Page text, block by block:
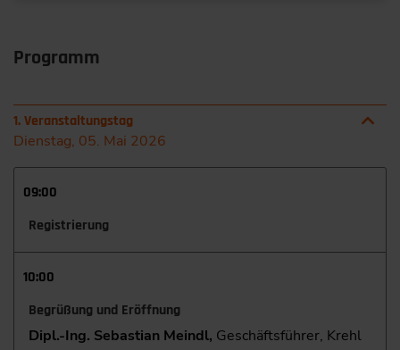
Programm
1. Veranstaltungstag
Dienstag, 05. Mai 2026
09:00
Registrierung
10:00
Begrüßung und Eröffnung
Dipl.-Ing. Sebastian Meindl, Geschäftsführer, Krehl